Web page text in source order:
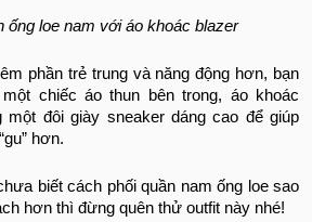
ống loe nam với áo khoác blazer
phần trẻ trung và năng động hơn, bạn
chiếc áo thun bên trong, áo khoác
một đôi giày sneaker dáng cao để giúp
hơn.
biết cách phối quần nam ống loe sao
hơn thì đừng quên thử outfit này nhé!